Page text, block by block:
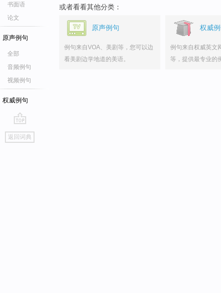
书面语
论文
原声例句
全部
音频例句
视频例句
权威例句
go
top
返回词典
或者看看其他分类：
原声例句
例句来自VOA、美剧等，您可以边
看美剧边学地道的美语。
权威
例句来自权威英文
等，提供最专业的